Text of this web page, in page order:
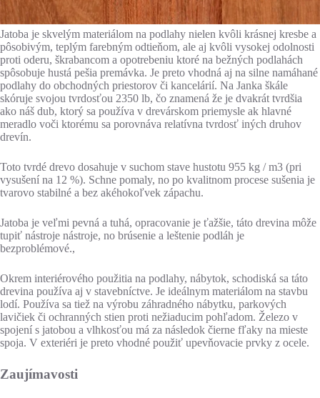
Jatoba je skvelým materiálom na podlahy nielen kvôli krásnej kresbe a
pôsobivým, teplým farebným odtieňom, ale aj kvôli vysokej odolnosti
proti oderu, škrabancom a opotrebeniu ktoré na bežných podlahách
spôsobuje hustá pešia premávka. Je preto vhodná aj na silne namáhané
podlahy do obchodných priestorov či kancelárií. Na Janka škále
skóruje svojou tvrdosťou 2350 lb, čo znamená že je dvakrát tvrdšia
ako náš dub, ktorý sa používa v drevárskom priemysle ak hlavné
meradlo voči ktorému sa porovnáva relatívna tvrdosť iných druhov
drevín.
Toto tvrdé drevo dosahuje v suchom stave hustotu 955 kg / m3 (pri
vysušení na 12 %). Schne pomaly, no po kvalitnom procese sušenia je
tvarovo stabilné a bez akéhokoľvek zápachu.
Jatoba je veľmi pevná a tuhá, opracovanie je ťažšie, táto drevina môže
tupiť nástroje nástroje, no brúsenie a leštenie podláh je
bezproblémové.,
Okrem interiérového použitia na podlahy, nábytok, schodiská sa táto
drevina používa aj v stavebníctve. Je ideálnym materiálom na stavbu
lodí. Používa sa tiež na výrobu záhradného nábytku, parkových
lavičiek či ochranných stien proti nežiaducim pohľadom. Železo v
spojení s jatobou a vlhkosťou má za následok čierne fľaky na mieste
spoja. V exteriéri je preto vhodné použiť upevňovacie prvky z ocele.
Zaujímavosti